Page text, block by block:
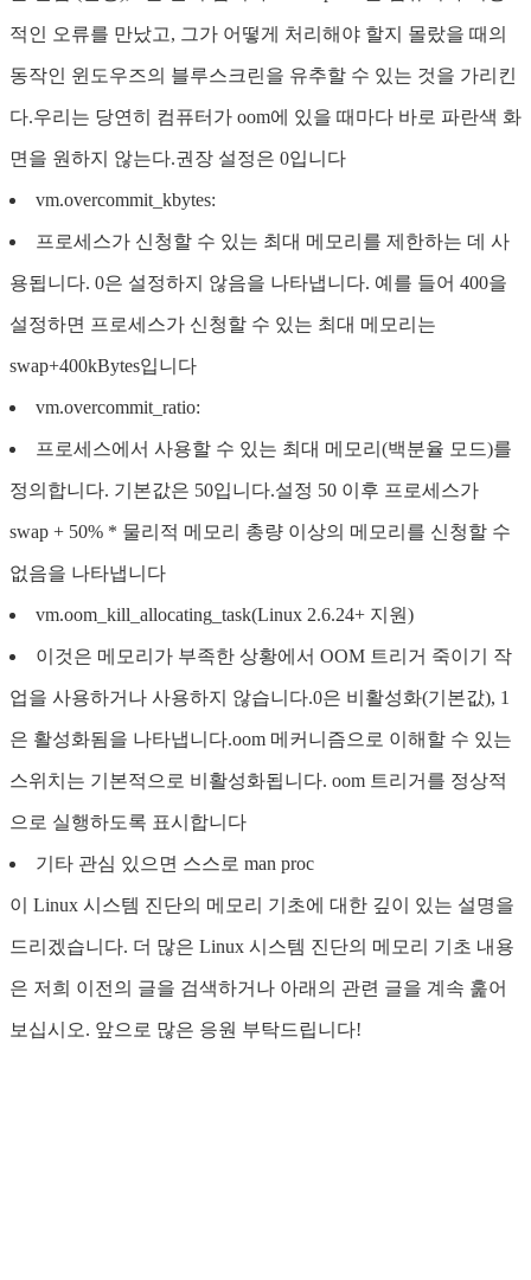
적인 오류를 만났고, 그가 어떻게 처리해야 할지 몰랐을 때의
동작인 윈도우즈의 블루스크린을 유추할 수 있는 것을 가리킨
다.우리는 당연히 컴퓨터가 oom에 있을 때마다 바로 파란색 화
면을 원하지 않는다.권장 설정은 0입니다
vm.overcommit_kbytes:
프로세스가 신청할 수 있는 최대 메모리를 제한하는 데 사
용됩니다. 0은 설정하지 않음을 나타냅니다. 예를 들어 400을
설정하면 프로세스가 신청할 수 있는 최대 메모리는
swap+400kBytes입니다
vm.overcommit_ratio:
프로세스에서 사용할 수 있는 최대 메모리(백분율 모드)를
정의합니다. 기본값은 50입니다.설정 50 이후 프로세스가
swap + 50% * 물리적 메모리 총량 이상의 메모리를 신청할 수
없음을 나타냅니다
vm.oom_kill_allocating_task(Linux 2.6.24+ 지원)
이것은 메모리가 부족한 상황에서 OOM 트리거 죽이기 작
업을 사용하거나 사용하지 않습니다.0은 비활성화(기본값), 1
은 활성화됨을 나타냅니다.oom 메커니즘으로 이해할 수 있는
스위치는 기본적으로 비활성화됩니다. oom 트리거를 정상적
으로 실행하도록 표시합니다
기타 관심 있으면 스스로 man proc
이 Linux 시스템 진단의 메모리 기초에 대한 깊이 있는 설명을
드리겠습니다. 더 많은 Linux 시스템 진단의 메모리 기초 내용
은 저희 이전의 글을 검색하거나 아래의 관련 글을 계속 훑어
보십시오. 앞으로 많은 응원 부탁드립니다!